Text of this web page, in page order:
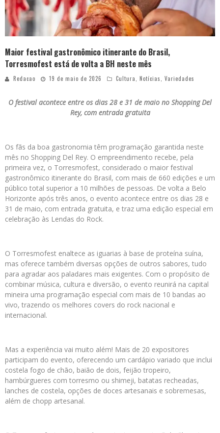
Maior festival gastronômico itinerante do Brasil,
Torresmofest está de volta a BH neste mês
Redacao 19 de maio de 2026 Cultura, Notícias, Variedades
O festival acontece entre os dias 28 e 31 de maio no Shopping Del
Rey, com entrada gratuita
Os fãs da boa gastronomia têm programação garantida neste
mês no Shopping Del Rey. O empreendimento recebe, pela
primeira vez, o Torresmofest, considerado o maior festival
gastronômico itinerante do Brasil, com mais de 660 edições e um
público total superior a 10 milhões de pessoas. De volta a Belo
Horizonte após três anos, o evento acontece entre os dias 28 e
31 de maio, com entrada gratuita, e traz uma edição especial em
celebração às Lendas do Rock.
O Torresmofest enaltece as iguarias à base de proteína suína,
mas oferece também diversas opções de outros sabores, tudo
para agradar aos paladares mais exigentes. Com o propósito de
combinar música, cultura e diversão, o evento reunirá na capital
mineira uma programação especial com mais de 10 bandas ao
vivo, trazendo os melhores covers do rock nacional e
internacional.
Mas a experiência vai muito além! Mais de 20 expositores
participam do evento, oferecendo um cardápio variado que inclui
costela fogo de chão, baião de dois, feijão tropeiro,
hambúrgueres com torresmo ou shimeji, batatas recheadas,
lanches de costela, opções de doces artesanais e sobremesas,
além de chopp artesanal.